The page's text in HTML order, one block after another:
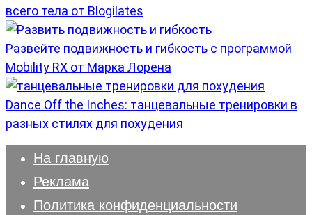
всего тела от Blogilates
Развейте подвижность и гибкость с программой
Mobility RX от Марка Лорена
Dance Off the Inches: танцевальные тренировки в
разных стилях для похудения
На главную
Реклама
Политика конфиденциальности